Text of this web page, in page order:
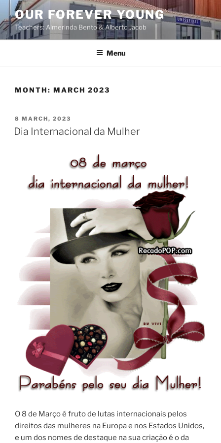
OUR FOREVER YOUNG
Teachers: Almerinda Bento & Alberto Jacob
Menu
MONTH: MARCH 2023
8 MARCH, 2023
Dia Internacional da Mulher
O 8 de Março é fruto de lutas internacionais pelos
direitos das mulheres na Europa e nos Estados Unidos,
e um dos nomes de destaque na sua criação é o da